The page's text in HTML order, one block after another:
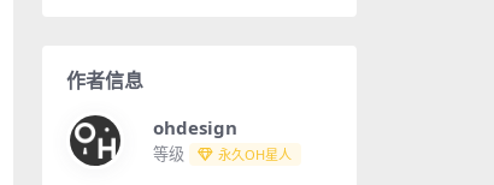
作者信息
ohdesign
等级 永久OH星人